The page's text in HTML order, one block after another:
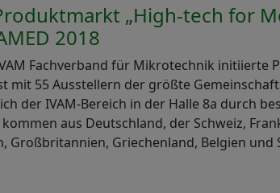
„High-tech for
2018
Fachverband für Mikrotechnik initiierte
mit 55 Ausstellern der größte
der IVAM-Bereich in der Halle 8a durch
aus Deutschland, der Schweiz,
Großbritannien, Griechenland, Belgien und